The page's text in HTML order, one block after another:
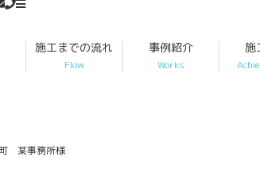
施工までの流れ
Flow
事例紹介
Works
施
町 某事務所様